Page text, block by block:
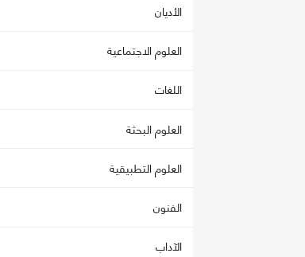
الأديان
العلوم الاجتماعية
اللغات
العلوم البحثة
العلوم التطبيقية
الفنون
الآداب